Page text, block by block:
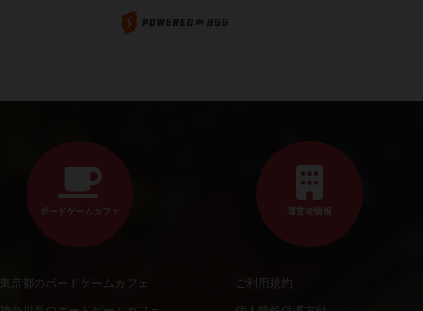
ボードゲームカフェ
東京都のボードゲームカフェ
運営者情報
ご利用規約